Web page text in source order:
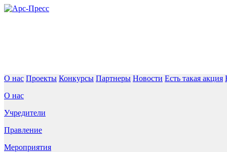
О нас Проекты Конкурсы Партнеры Новости Есть такая акция
О нас
Учредители
Правление
Мероприятия